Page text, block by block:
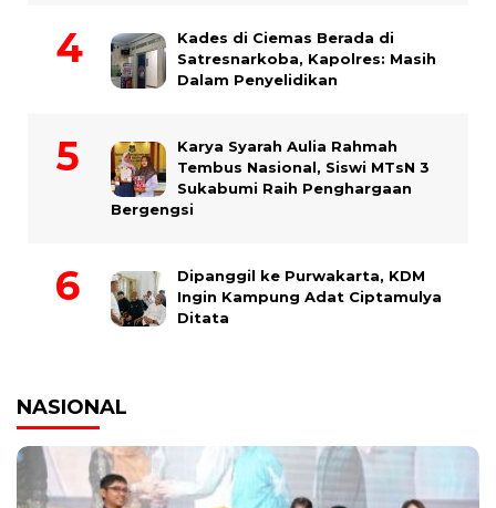
Kades di Ciemas Berada di
Satresnarkoba, Kapolres: Masih
Dalam Penyelidikan
Karya Syarah Aulia Rahmah
Tembus Nasional, Siswi MTsN 3
Sukabumi Raih Penghargaan
Bergengsi
Dipanggil ke Purwakarta, KDM
Ingin Kampung Adat Ciptamulya
Ditata
NASIONAL